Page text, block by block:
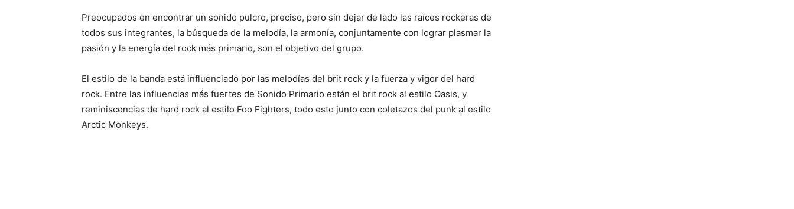
Preocupados en encontrar un sonido pulcro, preciso, pero sin dejar de lado las raíces rockeras de
todos sus integrantes, la búsqueda de la melodía, la armonía, conjuntamente con lograr plasmar la
pasión y la energía del rock más primario, son el objetivo del grupo.
El estilo de la banda está influenciado por las melodías del brit rock y la fuerza y vigor del hard
rock. Entre las influencias más fuertes de Sonido Primario están el brit rock al estilo Oasis, y
reminiscencias de hard rock al estilo Foo Fighters, todo esto junto con coletazos del punk al estilo
Arctic Monkeys.